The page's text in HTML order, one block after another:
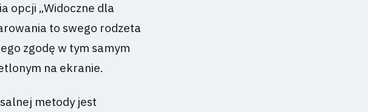
opcji „Widoczne dla
to swego rodzeta
zgodę w tym samym
na ekranie.
metody jest